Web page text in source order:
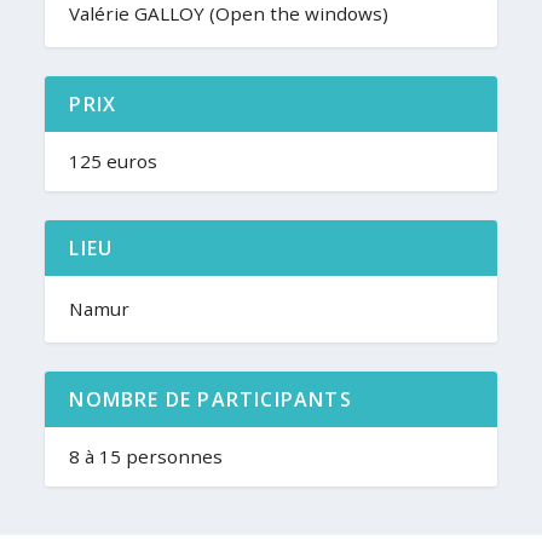
Valérie GALLOY (Open the windows)
PRIX
125 euros
LIEU
Namur
NOMBRE DE PARTICIPANTS
8 à 15 personnes